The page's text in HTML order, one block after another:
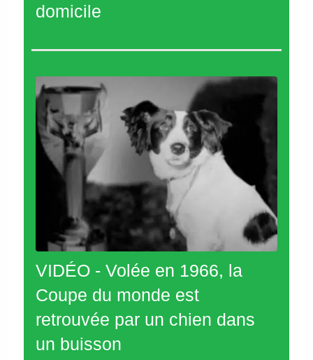
domicile
VIDÉO - Volée en 1966, la
Coupe du monde est
retrouvée par un chien dans
un buisson